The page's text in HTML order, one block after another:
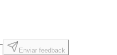
Enviar feedback